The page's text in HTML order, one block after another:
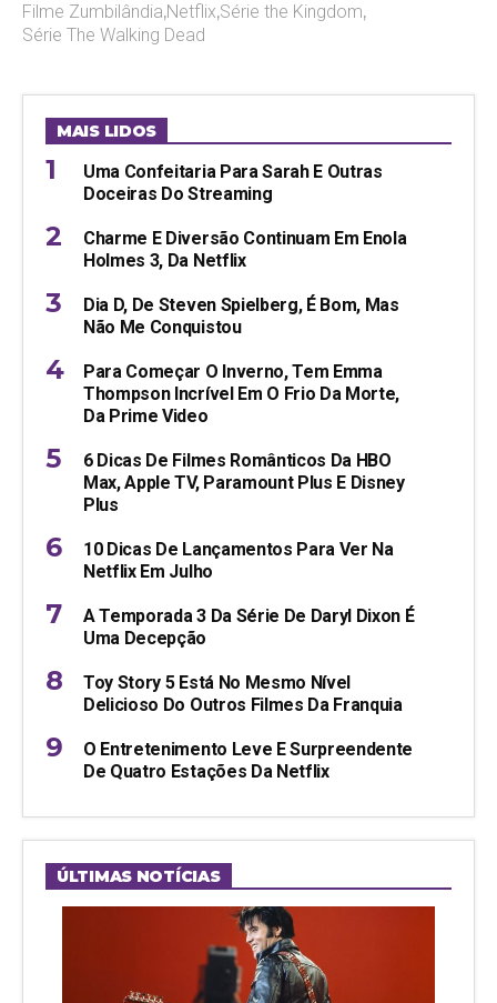
Filme Zumbilândia,Netflix,Série the Kingdom,
Série The Walking Dead
MAIS LIDOS
Uma Confeitaria Para Sarah E Outras
Doceiras Do Streaming
Charme E Diversão Continuam Em Enola
Holmes 3, Da Netflix
Dia D, De Steven Spielberg, É Bom, Mas
Não Me Conquistou
Para Começar O Inverno, Tem Emma
Thompson Incrível Em O Frio Da Morte,
Da Prime Video
6 Dicas De Filmes Românticos Da HBO
Max, Apple TV, Paramount Plus E Disney
Plus
10 Dicas De Lançamentos Para Ver Na
Netflix Em Julho
A Temporada 3 Da Série De Daryl Dixon É
Uma Decepção
Toy Story 5 Está No Mesmo Nível
Delicioso Do Outros Filmes Da Franquia
O Entretenimento Leve E Surpreendente
De Quatro Estações Da Netflix
ÚLTIMAS NOTÍCIAS